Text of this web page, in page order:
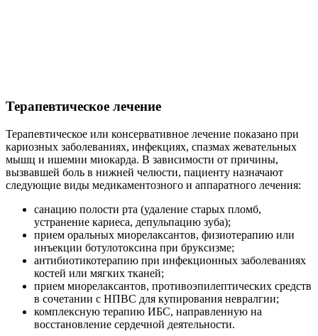
Терапевтическое лечение
Терапевтическое или консервативное лечение показано при
кариозных заболеваниях, инфекциях, спазмах жевательных
мышц и ишемии миокарда. В зависимости от причины,
вызвавшей боль в нижней челюсти, пациенту назначают
следующие виды медикаментозного и аппаратного лечения:
санацию полости рта (удаление старых пломб,
устранение кариеса, депульпацию зуба);
прием оральных миорелаксантов, физиотерапию или
инъекции ботулотоксина при бруксизме;
антибиотикотерапию при инфекционных заболеваниях
костей или мягких тканей;
прием миорелаксантов, противоэпилептических средств
в сочетании с НПВС для купирования невралгии;
комплексную терапию ИБС, направленную на
восстановление сердечной деятельности.